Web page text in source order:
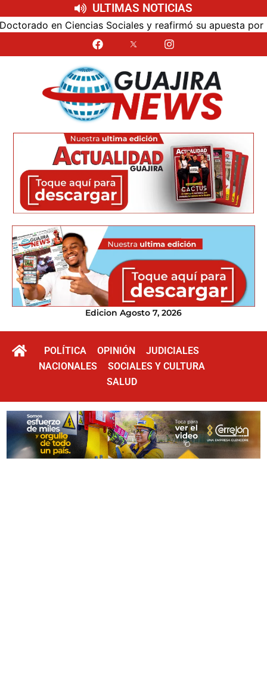
ULTIMAS NOTICIAS
y reafirmó su apuesta por la investigación con
Edicion Agosto 7, 2026
POLÍTICA OPINIÓN
JUDICIALES
NACIONALES
SOCIALES Y CULTURA
SALUD